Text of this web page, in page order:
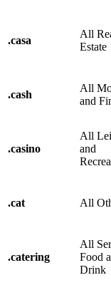
.casa
All
Estate
.cash
All
and
.casino
All
and
.cat All
.catering
All
Food
Drink